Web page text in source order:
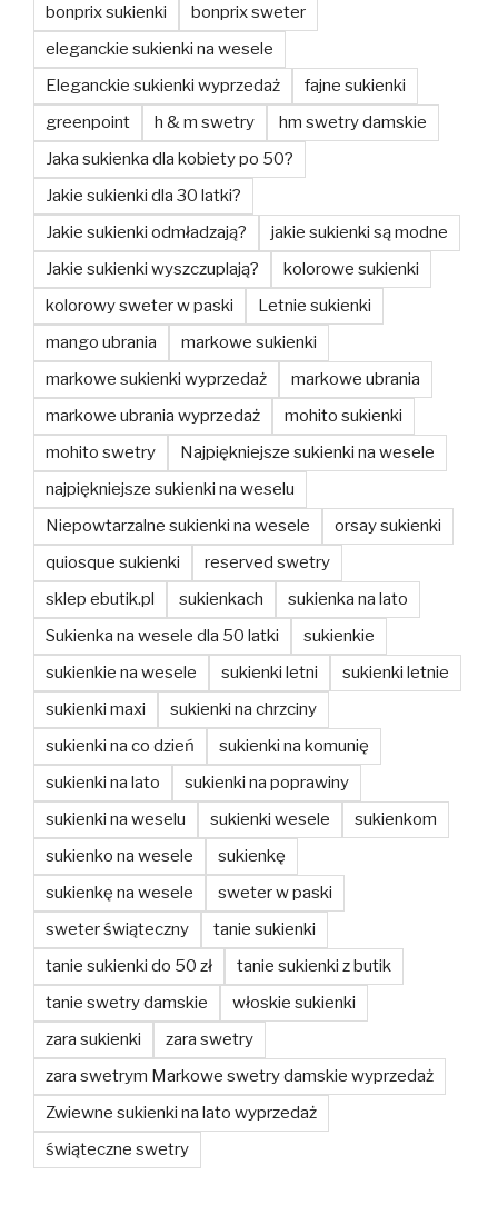
bonprix sukienki
bonprix sweter
eleganckie sukienki na wesele
Eleganckie sukienki wyprzedaż
fajne sukienki
greenpoint
h & m swetry
hm swetry damskie
Jaka sukienka dla kobiety po 50?
Jakie sukienki dla 30 latki?
Jakie sukienki odmładzają?
jakie sukienki są modne
Jakie sukienki wyszczuplają?
kolorowe sukienki
kolorowy sweter w paski
Letnie sukienki
mango ubrania
markowe sukienki
markowe sukienki wyprzedaż
markowe ubrania
markowe ubrania wyprzedaż
mohito sukienki
mohito swetry
Najpiękniejsze sukienki na wesele
najpiękniejsze sukienki na weselu
Niepowtarzalne sukienki na wesele
orsay sukienki
quiosque sukienki
reserved swetry
sklep ebutik.pl
sukienkach
sukienka na lato
Sukienka na wesele dla 50 latki
sukienkie
sukienkie na wesele
sukienki letni
sukienki letnie
sukienki maxi
sukienki na chrzciny
sukienki na co dzień
sukienki na komunię
sukienki na lato
sukienki na poprawiny
sukienki na weselu
sukienki wesele
sukienkom
sukienko na wesele
sukienkę
sukienkę na wesele
sweter w paski
sweter świąteczny
tanie sukienki
tanie sukienki do 50 zł
tanie sukienki z butik
tanie swetry damskie
włoskie sukienki
zara sukienki
zara swetry
zara swetrym Markowe swetry damskie wyprzedaż
Zwiewne sukienki na lato wyprzedaż
świąteczne swetry